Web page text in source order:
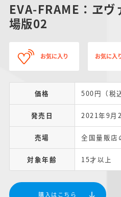
EVA-FRAME：ヱヴ
場版02
お気に入り お気に入
価格 500円（税
発売日 2021年9月
売場 全国量販店
対象年齢 15才以上
購入はこちら